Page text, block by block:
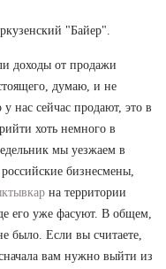
"Байер".
доходы от продажи
думаю, и не
нас сейчас продают, это в
хоть немного в
мы уезжаем в
бизнесмены,
на территории
его уже фасуют. В общем,
было. Если вы считаете,
вам нужно выйти из